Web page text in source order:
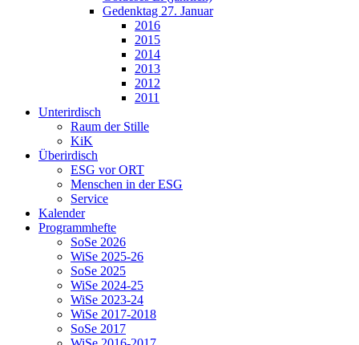
Gedenktag 27. Januar
2016
2015
2014
2013
2012
2011
Unterirdisch
Raum der Stille
KiK
Überirdisch
ESG vor ORT
Menschen in der ESG
Service
Kalender
Programmhefte
SoSe 2026
WiSe 2025-26
SoSe 2025
WiSe 2024-25
WiSe 2023-24
WiSe 2017-2018
SoSe 2017